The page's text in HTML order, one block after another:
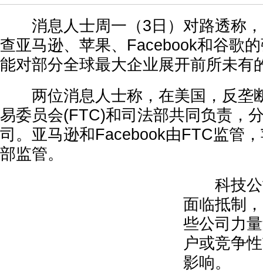
消息人士周一（3日）对路透称，
查亚马逊、苹果、Facebook和谷歌
能对部分全球最大企业展开前所未有
两位消息人士称，在美国，反垄
易委员会(FTC)和司法部共同负责，
司。亚马逊和Facebook由FTC监管
部监管。
科技公
面临抵制
些公司力
户或竞争
影响。